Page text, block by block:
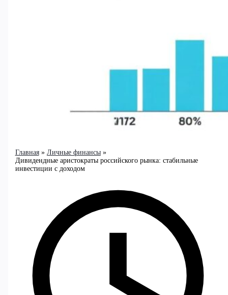
Главная
Личные финансы
Дивидендные аристократы российского рынка: стабильные
инвестиции с доходом